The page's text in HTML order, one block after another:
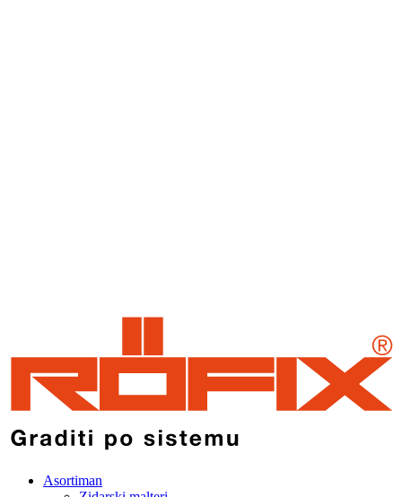
Asortiman